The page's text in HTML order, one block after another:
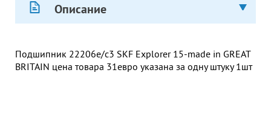
Описание
Подшипник 22206e/c3 SKF Explorer 15-made in GREAT
BRITAIN цена товара 31евро указана за одну штуку 1шт